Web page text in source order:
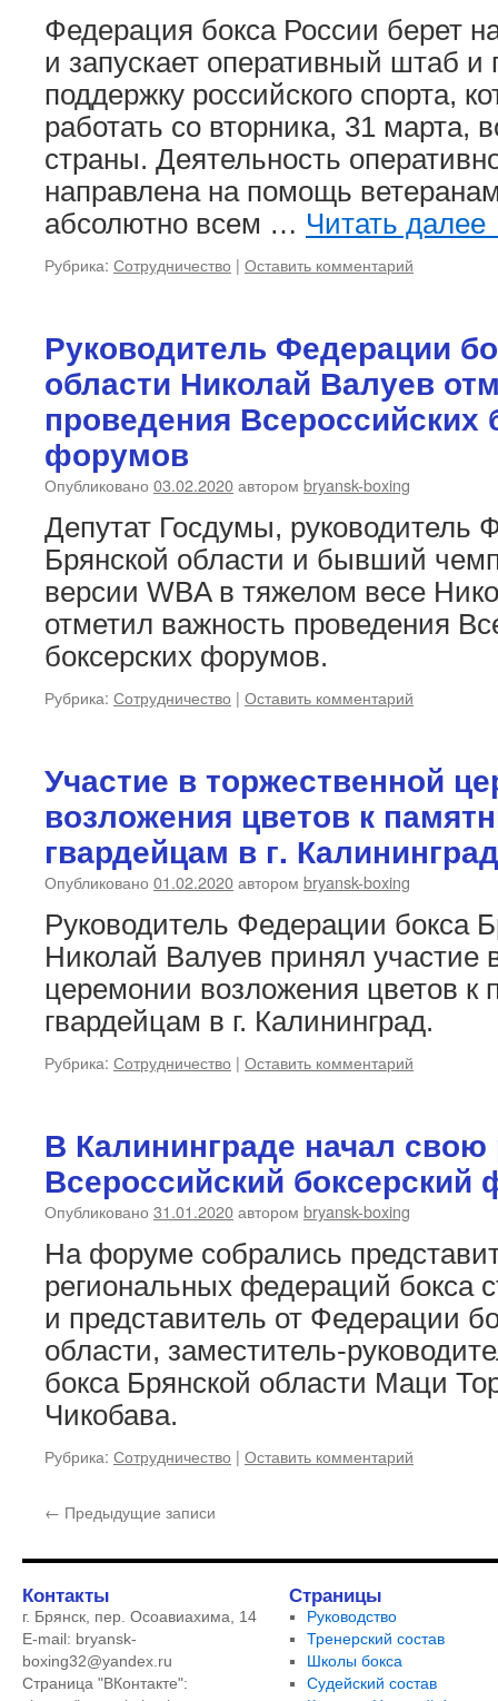
Федерация бокса России берет
и запускает оперативный штаб
поддержку российского спорта,
работать со вторника, 31 марта,
страны. Деятельность
направлена на помощь
абсолютно всем … Читать далее
Рубрика: Сотрудничество | Оставить комментарий
Руководитель Федерации
области Николай Валуев
проведения Всероссийских
форумов
Опубликовано 03.02.2020автором bryansk-boxing
Депутат Госдумы, руководитель
Брянской области и бывший
версии WBA в тяжелом весе
отметил важность проведения
боксерских форумов.
Рубрика: Сотрудничество | Оставить комментарий
Участие в торжественной
возложения цветов к
гвардейцам в г. Калининград
Опубликовано 01.02.2020автором bryansk-boxing
Руководитель Федерации бокса
Николай Валуев принял участие
церемонии возложения цветов к
гвардейцам в г. Калининград.
Рубрика: Сотрудничество | Оставить комментарий
В Калининграде начал свою
Всероссийский боксерский
Опубликовано 31.01.2020автором bryansk-boxing
На форуме собрались
региональных федераций бокса
и представитель от Федерации
области, заместитель-
бокса Брянской области Маци
Чикобава.
Рубрика: Сотрудничество | Оставить комментарий
← Предыдущие записи
Контакты
г. Брянск, пер. Осоавиахима, 14
E-mail: bryansk-
boxing32@yandex.ru
Страница "ВКонтакте":
Страницы
Руководство
Тренерский состав
Школы бокса
Судейский состав